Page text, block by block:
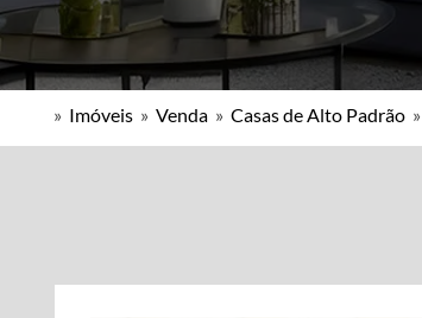
» Imóveis » Venda » Casas de Alto Padrão »